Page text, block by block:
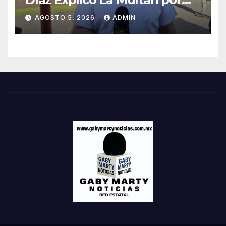
Contaminación Tras Incendio
De Llantas
AGOSTO 5, 2026 ADMIN